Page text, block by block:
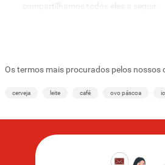
compartilhamos todos eles a seguir.
Encontre versões em tamanhos
Condicionadores: opções com
Os termos mais procurados pelos nossos
cerveja leite café ovo páscoa